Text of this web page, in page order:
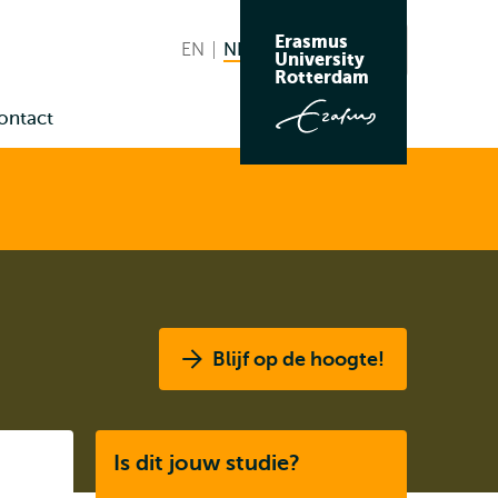
taal
EN English
NL Nederlands huidige taal
Zoeken
Erasmus
University
Rotterdam
Blijf op de hoogte!
Is dit jouw studie?